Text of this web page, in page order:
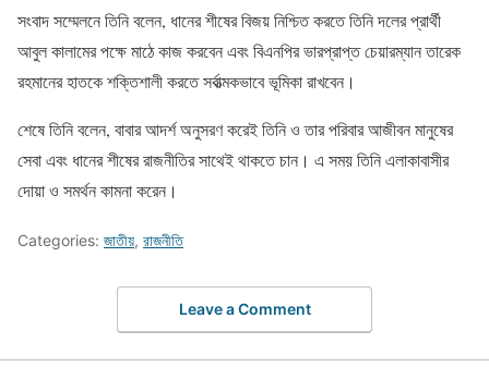
সংবাদ সম্মেলনে তিনি বলেন, ধানের শীষের বিজয় নিশ্চিত করতে তিনি দলের প্রার্থী
আবুল কালামের পক্ষে মাঠে কাজ করবেন এবং বিএনপির ভারপ্রাপ্ত চেয়ারম্যান তারেক
রহমানের হাতকে শক্তিশালী করতে সর্বাত্মকভাবে ভূমিকা রাখবেন।
শেষে তিনি বলেন, বাবার আদর্শ অনুসরণ করেই তিনি ও তার পরিবার আজীবন মানুষের
সেবা এবং ধানের শীষের রাজনীতির সাথেই থাকতে চান। এ সময় তিনি এলাকাবাসীর
দোয়া ও সমর্থন কামনা করেন।
Categories: জাতীয়, রাজনীতি
Leave a Comment